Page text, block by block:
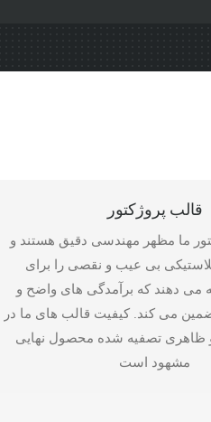
قالب پروژکتور
ما مظهر مهندسی دقیق هستند و
بی عیب و نقصی را برای
می دهند که برآمدگی های واضح و
می کند. کیفیت قالب های ما در
تصفیه شده محصول نهایی
مشهود است